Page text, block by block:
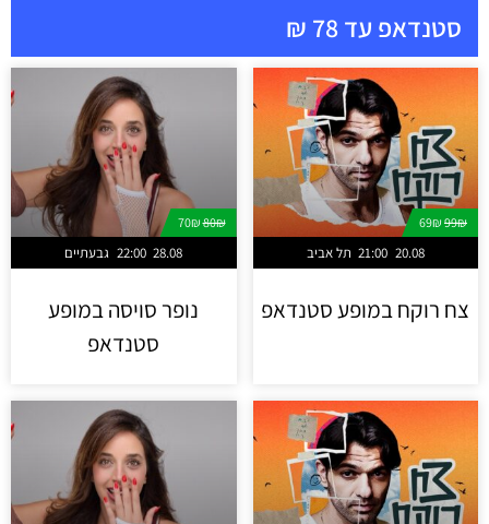
הרצאות
סרטים
חופשה והופעה
סטנדאפ עד 78 ₪
99₪
תל אביב 21:00 20.08
צח רוקח במופע סטנדאפ
80₪
70₪
גבעתיים 22:00 28.08
נופר סויסה במופע
סטנדאפ